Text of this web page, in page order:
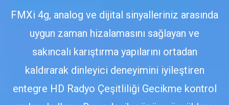
FMXi 4g, analog ve dijital sinyalleriniz arasında
uygun zaman hizalamasını sağlayan ve
sakıncalı karıştırma yapılarını ortadan
kaldırarak dinleyici deneyimini iyileştiren
entegre HD Radyo Çeşitliliği Gecikme kontrol